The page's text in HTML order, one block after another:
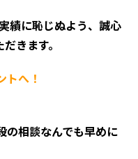
績に恥じぬよう、誠心
きます。
トへ！
の相談なんでも早めに